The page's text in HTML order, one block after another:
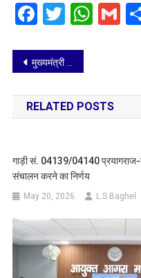
Facebook
Twitter
Post
navigation
मुख्यमंत्री का 23 जून का आगरा दौरा निरस्त
RELATED POSTS
गाड़ी सं. 04139/04140 प्रयागराज-
संचालन करने का निर्णय
May 20, 2026 L.S Baghel